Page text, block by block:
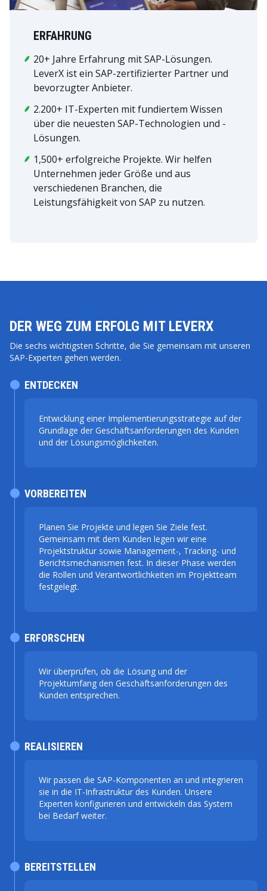
ERFAHRUNG
20+ Jahre Erfahrung mit SAP-Lösungen.
LeverX ist ein SAP-zertifizierter Partner und
bevorzugter Anbieter.
2.200+ IT-Experten mit fundiertem Wissen
über die neuesten SAP-Technologien und -
Lösungen.
1,500+ erfolgreiche Projekte. Wir helfen
Unternehmen jeder Größe und aus
verschiedenen Branchen, die
Leistungsfähigkeit von SAP zu nutzen.
DER WEG ZUM ERFOLG MIT LEVERX
Die sechs wichtigsten Schritte, die Sie gemeinsam mit unseren
SAP-Experten gehen werden.
Entwicklung einer Implementierungsstrategie auf der
Grundlage der Geschäftsanforderungen des Kunden
und der Lösungsmöglichkeiten.
ENTDECKEN
Planen Sie Projekte und legen Sie Ziele fest.
Gemeinsam mit dem Kunden legen wir eine
Projektstruktur sowie Management-, Tracking- und
Berichtsmechanismen fest. In dieser Phase werden
die Rollen und Verantwortlichkeiten im Projektteam
festgelegt.
VORBEREITEN
Wir überprüfen, ob die Lösung und der
Projektumfang den Geschäftsanforderungen des
Kunden entsprechen.
ERFORSCHEN
Wir passen die SAP-Komponenten an und integrieren
sie in die IT-Infrastruktur des Kunden. Unsere
Experten konfigurieren und entwickeln das System
bei Bedarf weiter.
REALISIEREN
BEREITSTELLEN